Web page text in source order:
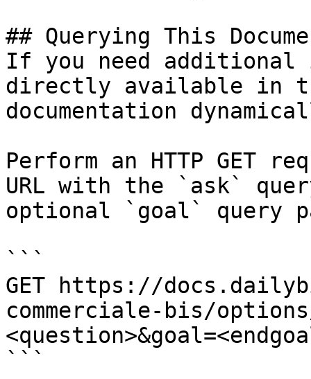
## Querying This
If you need
directly available in
documentation
Perform an HTTP GET
URL with the `ask`
optional `goal` query
```
GET https://
commerciale-bis/
```